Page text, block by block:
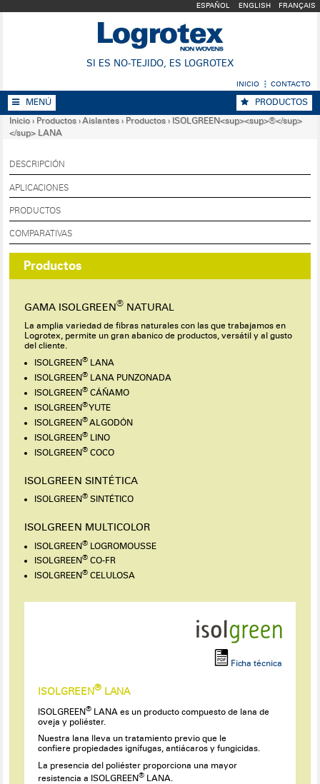
SI ES NO-TEJIDO, ES LOGROTEX
ESPAÑOL ENGLISH FRANÇAIS
INICIO CONTACTO
MENÚ
PRODUCTOS
Inicio› Productos ›Aislantes › Productos › ISOLGREEN<sup><sup>®</sup>
</sup> LANA
DESCRIPCIÓN
APLICACIONES
PRODUCTOS
COMPARATIVAS
Productos
GAMA ISOLGREEN®NATURAL
La amplia variedad de fibras naturales con las que trabajamos en
Logrotex, permite un gran abanico de productos, versátil y al gusto
del cliente.
ISOLGREEN®LANA
ISOLGREEN®LANA PUNZONADA
ISOLGREEN®CÁÑAMO
ISOLGREEN®YUTE
ISOLGREEN®ALGODÓN
ISOLGREEN®LINO
ISOLGREEN®COCO
ISOLGREEN SINTÉTICA
ISOLGREEN®SINTÉTICO
ISOLGREEN MULTICOLOR
ISOLGREEN®LOGROMOUSSE
ISOLGREEN®CO-FR
ISOLGREEN®CELULOSA
Ficha técnica
ISOLGREEN®LANA
ISOLGREEN®LANA es un producto compuesto de lana de
oveja y poliéster.
Nuestra lana lleva un tratamiento previo que le
confiere propiedades ignífugas, antiácaros y fungicidas.
La presencia del poliéster proporciona una mayor
resistencia a ISOLGREEN®LANA.